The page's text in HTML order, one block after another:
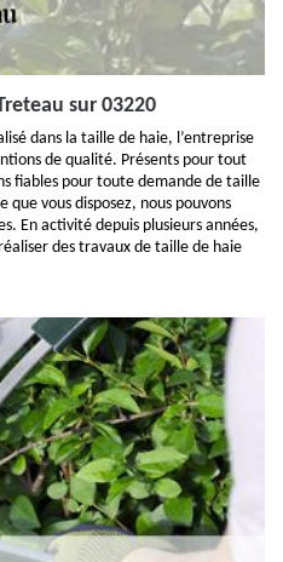
sur 03220
dans la taille de haie, l’entreprise
de qualité. Présents pour tout
fiables pour toute demande de taille
vous disposez, nous pouvons
En activité depuis plusieurs années,
des travaux de taille de haie